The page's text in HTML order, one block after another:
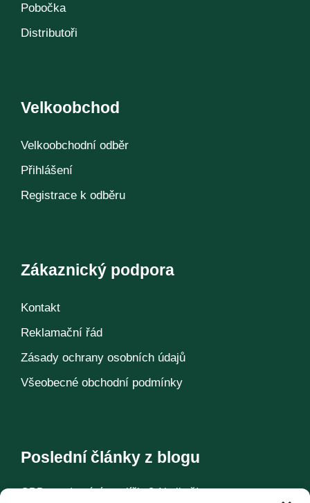
Pobočka
Distributoři
Velkoobchod
Velkoobchodní odběr
Přihlášení
Registrace k odběru
Zákaznický podpora
Kontakt
Reklamační řád
Zásady ochrany osobních údajů
Všeobecné obchodní podmínky
Poslední články z blogu
CBD pro domácí mazlíčky? Ale jistě!